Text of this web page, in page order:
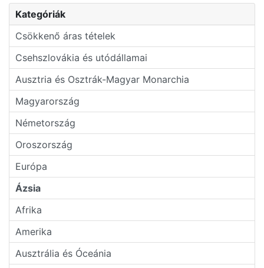
Kategóriák
Csökkenő áras tételek
Csehszlovákia és utódállamai
Ausztria és Osztrák-Magyar Monarchia
Magyarország
Németország
Oroszország
Európa
Ázsia
Afrika
Amerika
Ausztrália és Óceánia